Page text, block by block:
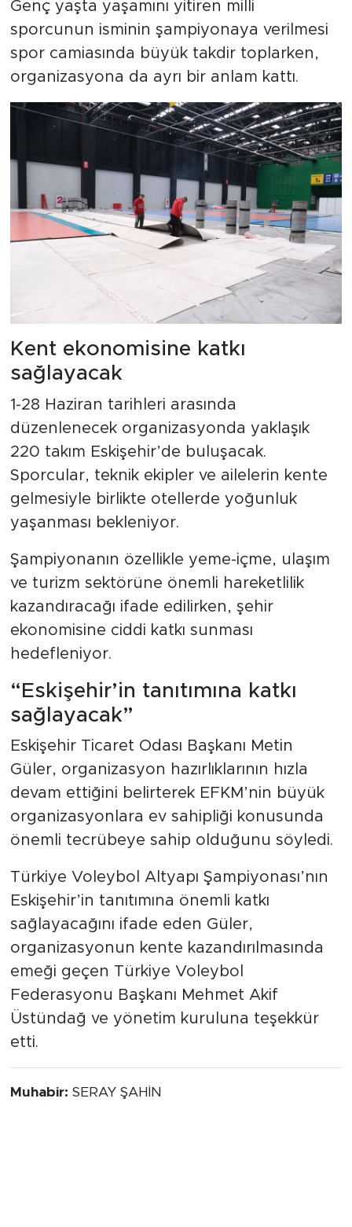
Genç yaşta yaşamını yitiren milli
sporcunun isminin şampiyonaya verilmesi
spor camiasında büyük takdir toplarken,
organizasyona da ayrı bir anlam kattı.
Kent ekonomisine katkı
sağlayacak
1-28 Haziran tarihleri arasında
düzenlenecek organizasyonda yaklaşık
220 takım Eskişehir’de buluşacak.
Sporcular, teknik ekipler ve ailelerin kente
gelmesiyle birlikte otellerde yoğunluk
yaşanması bekleniyor.
Şampiyonanın özellikle yeme-içme, ulaşım
ve turizm sektörüne önemli hareketlilik
kazandıracağı ifade edilirken, şehir
ekonomisine ciddi katkı sunması
hedefleniyor.
“Eskişehir’in tanıtımına katkı
sağlayacak”
Eskişehir Ticaret Odası Başkanı Metin
Güler, organizasyon hazırlıklarının hızla
devam ettiğini belirterek EFKM’nin büyük
organizasyonlara ev sahipliği konusunda
önemli tecrübeye sahip olduğunu söyledi.
Türkiye Voleybol Altyapı Şampiyonası’nın
Eskişehir’in tanıtımına önemli katkı
sağlayacağını ifade eden Güler,
organizasyonun kente kazandırılmasında
emeği geçen Türkiye Voleybol
Federasyonu Başkanı Mehmet Akif
Üstündağ ve yönetim kuruluna teşekkür
etti.
Muhabir: SERAY ŞAHİN